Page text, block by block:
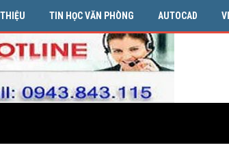
TIN HỌC VĂN PHÒNG AUTOCAD